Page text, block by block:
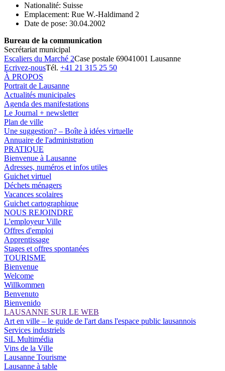
Nationalité: Suisse
Emplacement: Rue W.-Haldimand 2
Date de pose: 30.04.2002
Bureau de la communication
Secrétariat municipal
Escaliers du Marché 2Case postale 69041001 Lausanne
Ecrivez-nousTél. +41 21 315 25 50
À PROPOS
Portrait de Lausanne
Actualités municipales
Agenda des manifestations
Le Journal + newsletter
Plan de ville
Une suggestion? – Boîte à idées virtuelle
Annuaire de l'administration
PRATIQUE
Bienvenue à Lausanne
Adresses, numéros et infos utiles
Guichet virtuel
Déchets ménagers
Vacances scolaires
Guichet cartographique
NOUS REJOINDRE
L'employeur Ville
Offres d'emploi
Apprentissage
Stages et offres spontanées
TOURISME
Bienvenue
Welcome
Willkommen
Benvenuto
Bienvenido
LAUSANNE SUR LE WEB
Art en ville – le guide de l'art dans l'espace public lausannois
Services industriels
SiL Multimédia
Vins de la Ville
Lausanne Tourisme
Lausanne à table